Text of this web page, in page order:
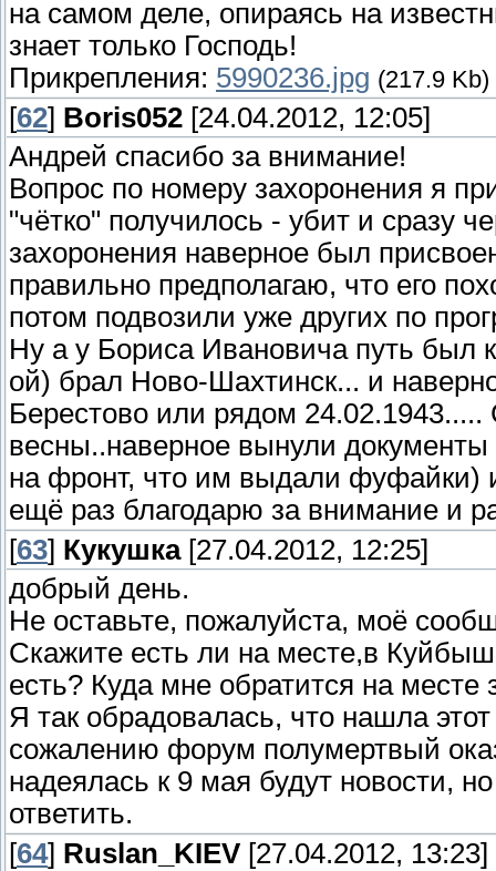
на самом деле, опираясь на
знает только Господь!
Прикрепления: 5990236.jpg (217.9 Kb)
[62] Boris052 [24.04.2012, 12:05]
Андрей спасибо за внимание!
Вопрос по номеру захоронения я
"чётко" получилось - убит и сразу
захоронения наверное был
правильно предполагаю, что его
потом подвозили уже других по
Ну а у Бориса Ивановича путь был
ой) брал Ново-Шахтинск... и
Берестово или рядом
весны..наверное вынули
на фронт, что им выдали фуфайки)
ещё раз благодарю за внимание и
[63] Кукушка[27.04.2012, 12:25]
добрый день.
Не оставьте, пожалуйста, моё
Скажите есть ли на месте,в
есть? Куда мне обратится на
Я так обрадовалась, что нашла
сожалению форум полумертвый
надеялась к 9 мая будут новости,
ответить.
[64] Ruslan_KIEV [27.04.2012, 13:23]